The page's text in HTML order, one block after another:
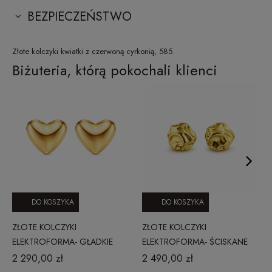
BEZPIECZEŃSTWO
Złote kolczyki kwiatki z czerwoną cyrkonią, 585
Biżuteria, którą pokochali klienci
ZŁOTE KOLCZYKI
ELEKTROFORMA- GŁADKIE
SERCE
2 290,00 zł
DO KOSZYKA
ZŁOTE KOLCZYKI
ELEKTROFORMA- ŚCISKANE
KOŁO
2 490,00 zł
DO KOSZYKA